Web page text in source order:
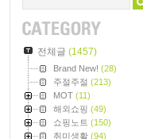
전체글 (1457)
Brand New! (28)
주절주절 (213)
MOT (11)
해외쇼핑 (49)
쇼핑노트 (150)
취미생활 (94)